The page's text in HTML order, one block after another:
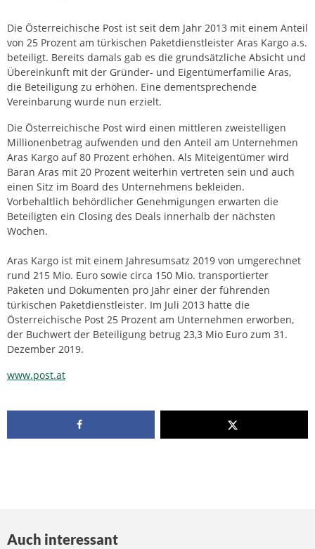
Die Österreichische Post ist seit dem Jahr 2013 mit einem Anteil
von 25 Prozent am türkischen Paketdienstleister Aras Kargo a.s.
beteiligt. Bereits damals gab es die grundsätzliche Absicht und
Übereinkunft mit der Gründer- und Eigentümerfamilie Aras,
die Beteiligung zu erhöhen. Eine dementsprechende
Vereinbarung wurde nun erzielt.
Die Österreichische Post wird einen mittleren zweistelligen
Millionenbetrag aufwenden und den Anteil am Unternehmen
Aras Kargo auf 80 Prozent erhöhen. Als Miteigentümer wird
Baran Aras mit 20 Prozent weiterhin vertreten sein und auch
einen Sitz im Board des Unternehmens bekleiden.
Vorbehaltlich behördlicher Genehmigungen erwarten die
Beteiligten ein Closing des Deals innerhalb der nächsten
Wochen.
Aras Kargo ist mit einem Jahresumsatz 2019 von umgerechnet
rund 215 Mio. Euro sowie circa 150 Mio. transportierter
Paketen und Dokumenten pro Jahr einer der führenden
türkischen Paketdienstleister. Im Juli 2013 hatte die
Österreichische Post 25 Prozent am Unternehmen erworben,
der Buchwert der Beteiligung betrug 23,3 Mio Euro zum 31.
Dezember 2019.
www.post.at
Auch interessant